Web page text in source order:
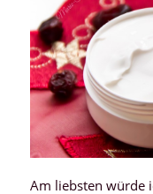
Am liebsten würde